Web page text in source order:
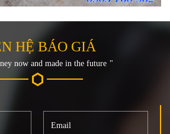
HỆ BÁO GIÁ
now and made in the future